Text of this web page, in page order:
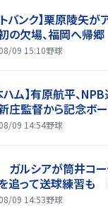
トバンク】栗原陵矢
の欠場、福岡へ帰郷
09 15:10野球
ハム】有原航平、
監督から記念ボー
09 14:54野球
ルシアが筒井コ
追って送球練習も
09 14:53野球